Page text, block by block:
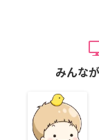
みんな